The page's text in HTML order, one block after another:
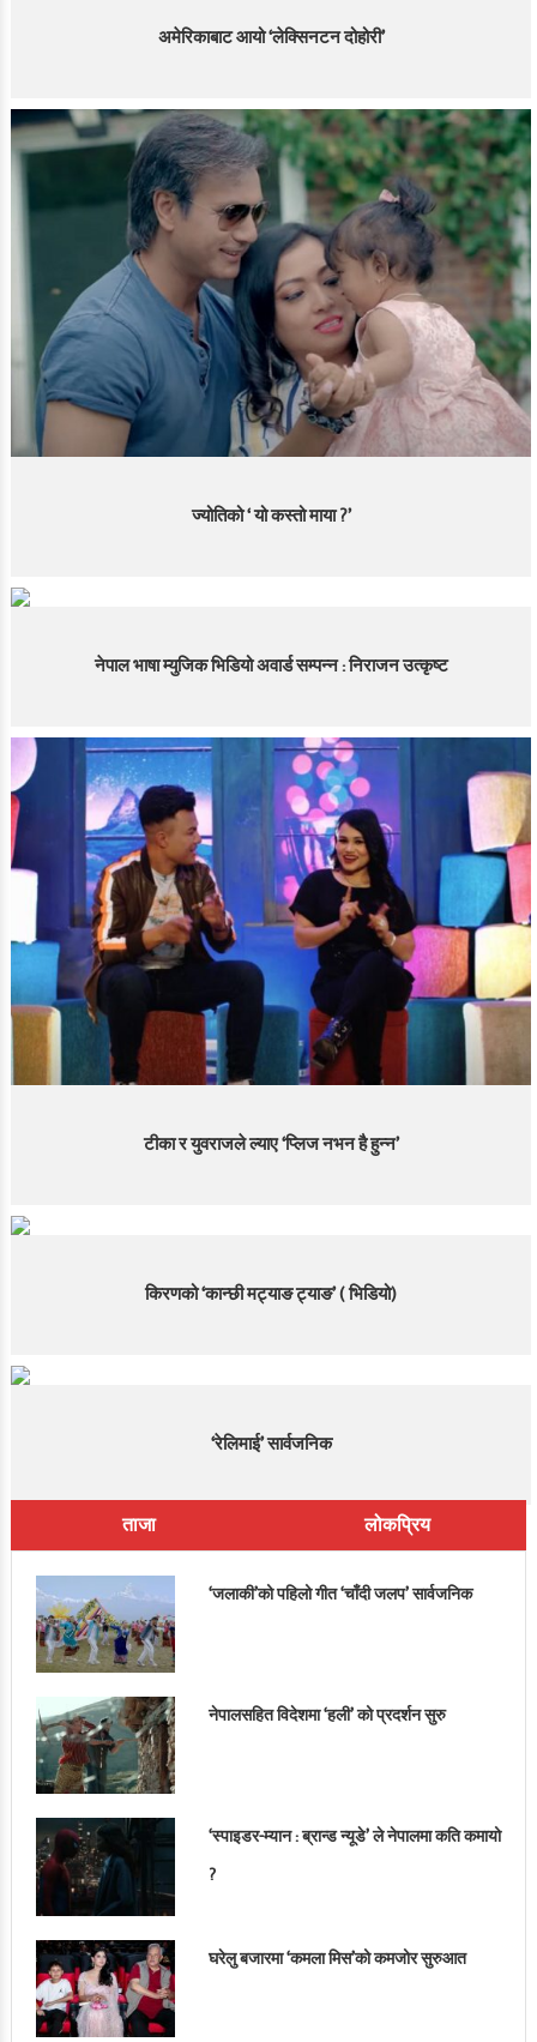
अमेरिकाबाट आयो ‘लेक्सिनटन दोहोरी’
ज्योतिको ‘ यो कस्तो माया ?’
नेपाल भाषा म्युजिक भिडियो अवार्ड सम्पन्न : निराजन उत्कृष्ट
टीका र युवराजले ल्याए ‘प्लिज नभन है हुन्न’
किरणको ‘कान्छी मट्याङ ट्याङ’ ( भिडियो)
‘रेलिमाई’ सार्वजनिक
ताजा लोकप्रिय
‘जलाकी’को पहिलो गीत ‘चाँदी जलप’ सार्वजनिक
नेपालसहित विदेशमा ‘हली’ को प्रदर्शन सुरु
‘स्पाइडर-म्यान : ब्रान्ड न्यूडे’ ले नेपालमा कति कमायो
?
घरेलु बजारमा ‘कमला मिस’को कमजोर सुरुआत